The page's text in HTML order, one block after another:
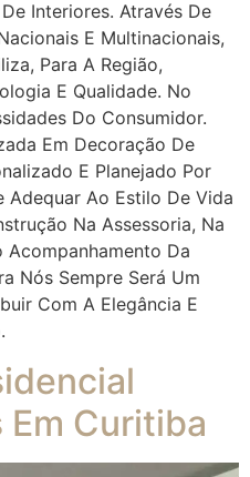
Interiores. Através De
E Multinacionais,
Para A Região,
E Qualidade. No
Do Consumidor.
Em Decoração De
E Planejado Por
Adequar Ao Estilo De Vida
Na Assessoria, Na
Da
Nós Sempre Será Um
Com A Elegância E
Em Curitiba